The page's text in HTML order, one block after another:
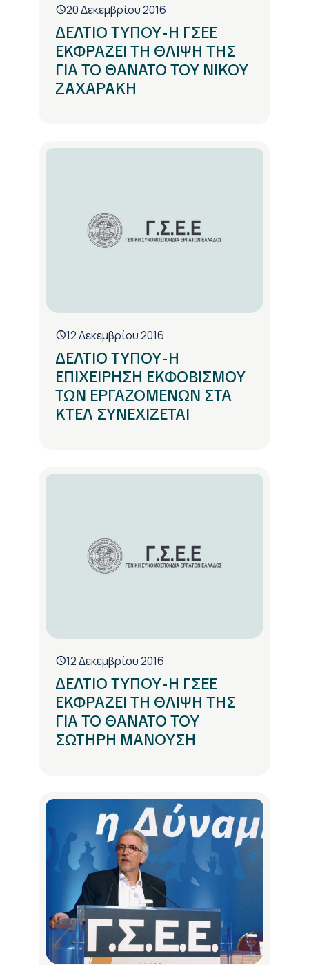
20 Δεκεμβρίου 2016
ΔΕΛΤΙΟ ΤΥΠΟΥ-Η ΓΣΕΕ
ΕΚΦΡΑΖΕΙ ΤΗ ΘΛΙΨΗ ΤΗΣ
ΓΙΑ ΤΟ ΘΑΝΑΤΟ ΤΟΥ ΝΙΚΟΥ
ΖΑΧΑΡΑΚΗ
12 Δεκεμβρίου 2016
ΔΕΛΤΙΟ ΤΥΠΟΥ-Η
ΕΠΙΧΕΙΡΗΣΗ ΕΚΦΟΒΙΣΜΟΥ
ΤΩΝ ΕΡΓΑΖΟΜΕΝΩΝ ΣΤΑ
ΚΤΕΛ ΣΥΝΕΧΙΖΕΤΑΙ
12 Δεκεμβρίου 2016
ΔΕΛΤΙΟ ΤΥΠΟΥ-Η ΓΣΕΕ
ΕΚΦΡΑΖΕΙ ΤΗ ΘΛΙΨΗ ΤΗΣ
ΓΙΑ ΤΟ ΘΑΝΑΤΟ ΤΟΥ
ΣΩΤΗΡΗ ΜΑΝΟΥΣΗ